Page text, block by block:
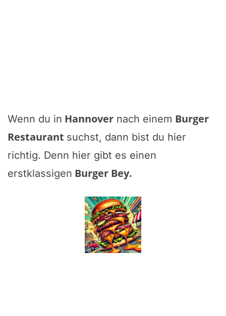
Wenn du in Hannover nach einem Burger
Restaurant suchst, dann bist du hier
richtig. Denn hier gibt es einen
erstklassigen Burger Bey.